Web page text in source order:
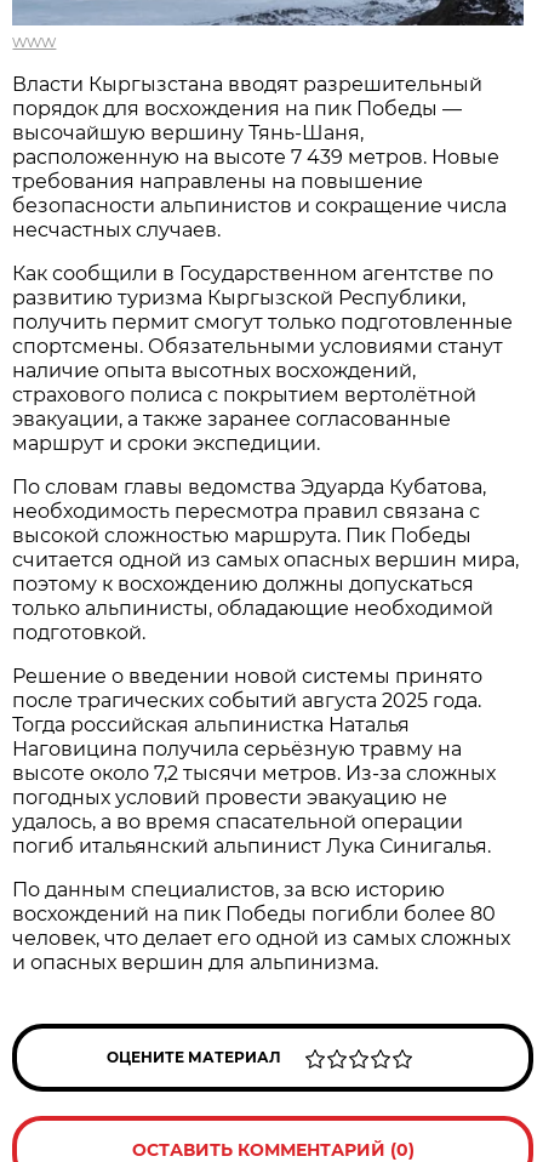
www
Власти Кыргызстана вводят разрешительный
порядок для восхождения на пик Победы —
высочайшую вершину Тянь-Шаня,
расположенную на высоте 7 439 метров. Новые
требования направлены на повышение
безопасности альпинистов и сокращение числа
несчастных случаев.
Как сообщили в Государственном агентстве по
развитию туризма Кыргызской Республики,
получить пермит смогут только подготовленные
спортсмены. Обязательными условиями станут
наличие опыта высотных восхождений,
страхового полиса с покрытием вертолётной
эвакуации, а также заранее согласованные
маршрут и сроки экспедиции.
По словам главы ведомства Эдуарда Кубатова,
необходимость пересмотра правил связана с
высокой сложностью маршрута. Пик Победы
считается одной из самых опасных вершин мира,
поэтому к восхождению должны допускаться
только альпинисты, обладающие необходимой
подготовкой.
Решение о введении новой системы принято
после трагических событий августа 2025 года.
Тогда российская альпинистка Наталья
Наговицина получила серьёзную травму на
высоте около 7,2 тысячи метров. Из-за сложных
погодных условий провести эвакуацию не
удалось, а во время спасательной операции
погиб итальянский альпинист Лука Синигалья.
По данным специалистов, за всю историю
восхождений на пик Победы погибли более 80
человек, что делает его одной из самых сложных
и опасных вершин для альпинизма.
ОЦЕНИТЕ МАТЕРИАЛ
ОСТАВИТЬ КОММЕНТАРИЙ (0)